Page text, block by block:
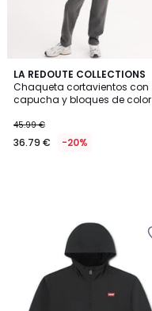
LA REDOUTE COLLECTIONS
Chaqueta cortavientos con
capucha y bloques de color
45.99 €
36.79 € -20%